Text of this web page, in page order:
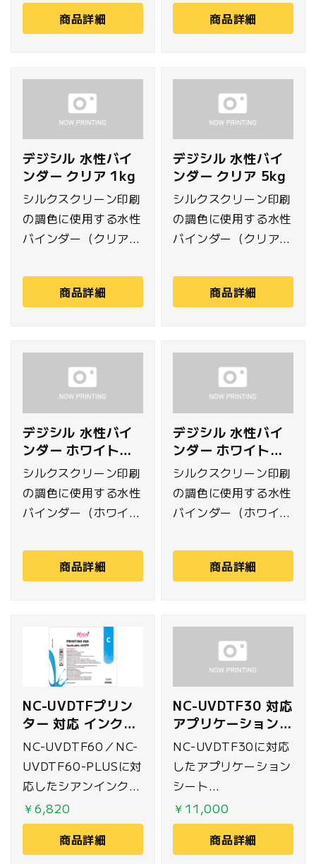
たサイズに自由にカッ
トして使用するので、
へのプリントまでさま
ざまな範囲に対応でき
商品詳細 商品詳細
デジシル 水性バイ
ンダー クリア 1kg
シルクスクリーン印刷
の調色に使用する水性
バインダー（クリア）
産でも使い切りやすい
1kg入り。商品詳細
デジシル 水性バイ
ンダー クリア 5kg
シルクスクリーン印刷
の調色に使用する水性
バインダー（クリア）
小ロットの生産でも使
い切りやすい5kg入
商品詳細
デジシル 水性バイ
ンダー ホワイト
1kg
シルクスクリーン印刷
の調色に使用する水性
バインダー（ホワイ
ド生産でも使い切りや
すい1kg入り。
商品詳細
デジシル 水性バイ
ンダー ホワイト
5kg
シルクスクリーン印刷
の調色に使用する水性
バインダー（ホワイ
ドや小ロットの生産で
も使い切りやすい5kg
商品詳細
NC-UVDTFプリン
ター 対応 インク
500ml シアン
NC-UVDTF60／NC-
UVDTF60-PLUSに対
応したシアンインク
500mlです。
￥6,820
商品詳細
NC-UVDTF30 対応
アプリケーションシ
ート
31.5cm×100m
NC-UVDTF30に対応
したアプリケーション
シート
31.5cm×100mで
す。
￥11,000
商品詳細